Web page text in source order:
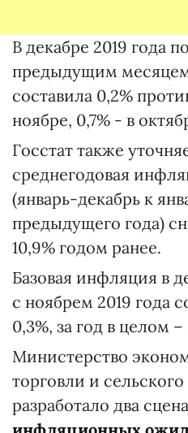
В декабре 2019 года
предыдущим
составила 0,2%
ноябре, 0,7% - в
Госстат также
среднегодовая
(январь-декабрь к
предыдущего года)
10,9% годом ранее.
Базовая инфляция в
с ноябрем 2019 года
0,3%, за год в целом –
Министерство
торговли и сельского
разработало два